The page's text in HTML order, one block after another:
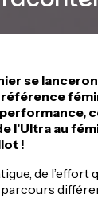
se
au
!
de